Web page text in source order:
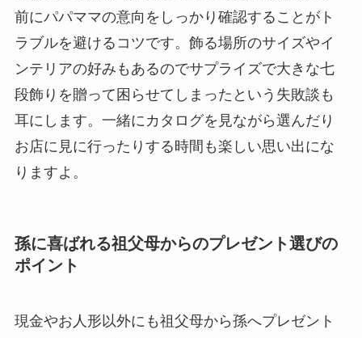
前にパパママの意向をしっかり確認することがト
ラブルを避けるコツです。飾る場所のサイズやイ
ンテリアの好みもあるのでサプライズで大きな七
段飾りを贈って困らせてしまったという失敗談も
耳にします。一緒にカタログを見ながら選んだり
お店に見に行ったりする時間も楽しい思い出にな
りますよ。
孫に喜ばれる祖父母からのプレゼント選びの
ポイント
現金やお人形以外にも祖父母から孫へプレゼント